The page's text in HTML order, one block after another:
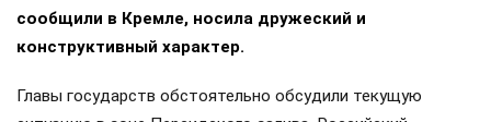
сообщили в Кремле, носила дружеский и
конструктивный характер.
Главы государств обстоятельно обсудили текущую